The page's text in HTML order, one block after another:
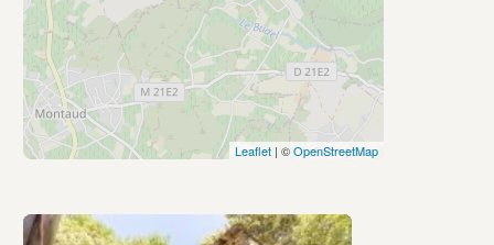
Leaflet | ©OpenStreetMap